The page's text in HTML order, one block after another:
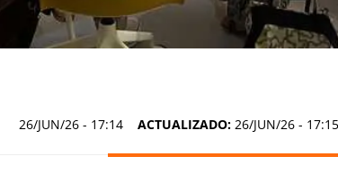
26/JUN/26 - 17:14 ACTUALIZADO: 26/JUN/26 - 17:15